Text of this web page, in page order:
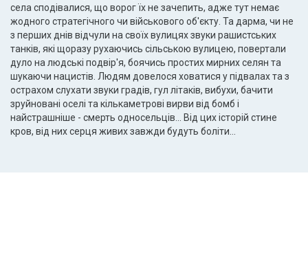
села сподівалися, що ворог їх не зачепить, адже тут немає
жодного стратегічного чи військового об'єкту. Та дарма, чи не
з перших днів відчули на своїх вулицях звуки рашистських
танків, які щоразу рухаючись сільською вулицею, повертали
дуло на людські подвір'я, боячись простих мирних селян та
шукаючи нацистів. Людям довелося ховатися у підвалах та з
острахом слухати звуки градів, гул літаків, вибухи, бачити
зруйновані оселі та кількаметрові вирви від бомб і
найстрашніше - смерть односельців... Від цих історій стине
кров, від них серця живих завжди будуть боліти…